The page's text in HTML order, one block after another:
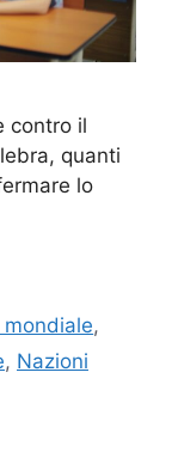
contro il
quanti
lo
,
, Nazioni